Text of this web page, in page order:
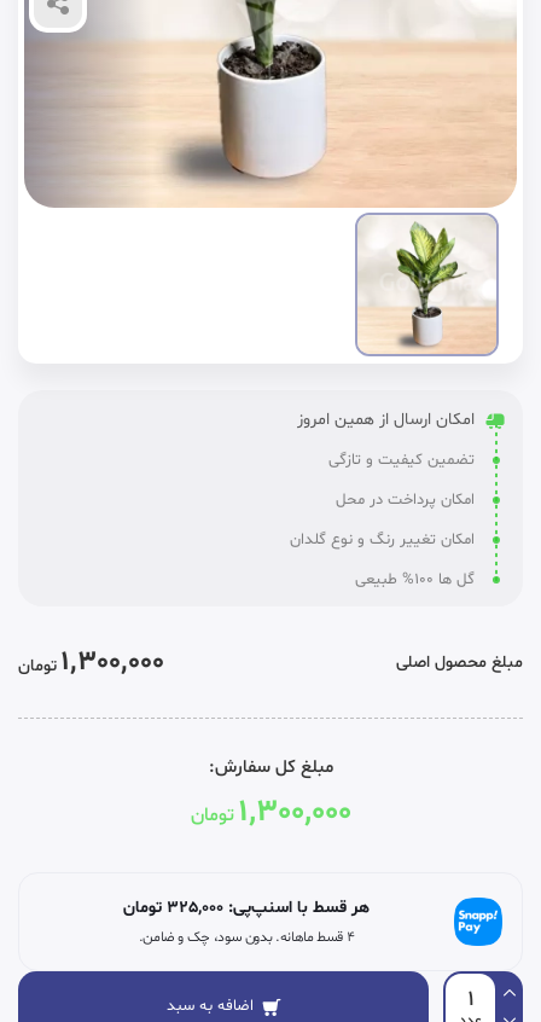
امکان ارسال از همین امروز
تضمین کیفیت و تازگی
امکان پرداخت در محل
امکان تغییر رنگ و نوع گلدان
گل ها 100% طبیعی
مبلغ محصول اصلی 1,300,000 تومان
مبلغ کل سفارش:
1,300,000 تومان
هر قسط با اسنپ‌پی: 325,000 تومان
۴ قسط ماهانه. بدون سود، چک و ضامن.
اضافه به سبد